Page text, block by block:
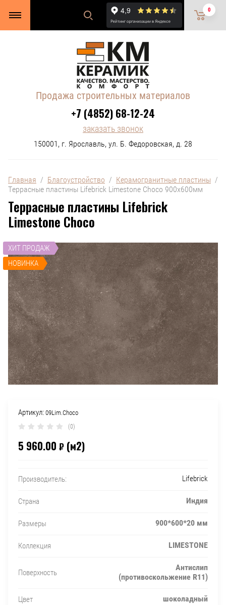
0
Продажа строительных материалов
+7 (4852) 68-12-24
заказать звонок
150001, г. Ярославль, ул. Б. Федоровская, д. 28
Главная
  /
Благоустройство
  /
Керамогранитные пластины
  /
Террасные пластины Lifebrick Limestone Choco 900х600мм
Террасные пластины Lifebrick
Limestone Choco
ХИТ ПРОДАЖ
НОВИНКА
Артикул: 09Lim.Choco
(0)
5 960.00 ₽ (м2)
Производитель: Lifebrick
Страна Индия
Размеры 900*600*20 мм
Коллекция LIMESTONE
Поверхность
Антислип
(противоскольжение R11)
Цвет шоколадный